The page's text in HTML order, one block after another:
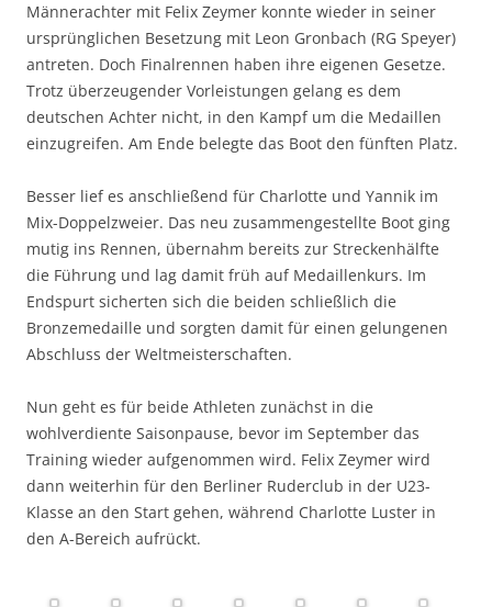
Männerachter mit Felix Zeymer konnte wieder in seiner
ursprünglichen Besetzung mit Leon Gronbach (RG Speyer)
antreten. Doch Finalrennen haben ihre eigenen Gesetze.
Trotz überzeugender Vorleistungen gelang es dem
deutschen Achter nicht, in den Kampf um die Medaillen
einzugreifen. Am Ende belegte das Boot den fünften Platz.
Besser lief es anschließend für Charlotte und Yannik im
Mix-Doppelzweier. Das neu zusammengestellte Boot ging
mutig ins Rennen, übernahm bereits zur Streckenhälfte
die Führung und lag damit früh auf Medaillenkurs. Im
Endspurt sicherten sich die beiden schließlich die
Bronzemedaille und sorgten damit für einen gelungenen
Abschluss der Weltmeisterschaften.
Nun geht es für beide Athleten zunächst in die
wohlverdiente Saisonpause, bevor im September das
Training wieder aufgenommen wird. Felix Zeymer wird
dann weiterhin für den Berliner Ruderclub in der U23-
Klasse an den Start gehen, während Charlotte Luster in
den A-Bereich aufrückt.